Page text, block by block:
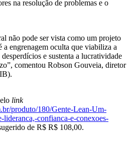
na resolução de problemas e o
não pode ser vista como um projeto
a engrenagem oculta que viabiliza a
e sustenta a lucratividade
comentou Robson Gouveia, diretor
link
produto/180/Gente-Lean-Um-
lideranca,-confianca-e-conexoes-
de R$ R$ 108,00.